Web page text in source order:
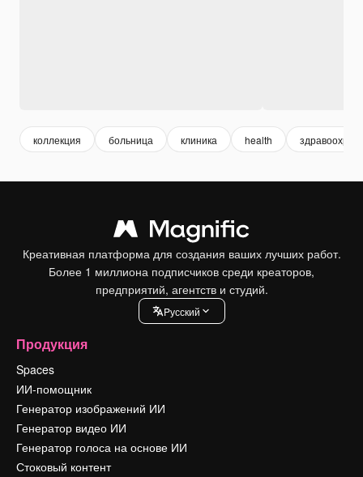
коллекция больница клиника health
Креативная платформа для создания ваших лучших работ.
Более 1 миллиона подписчиков среди креаторов,
предприятий, агентств и студий.
Pусский
Продукция
Spaces
ИИ-помощник
Генератор изображений ИИ
Генератор видео ИИ
Генератор голоса на основе ИИ
Стоковый контент